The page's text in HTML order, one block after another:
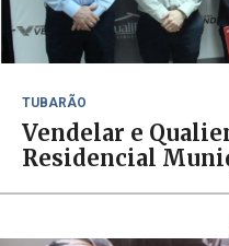
TUBARÃO
Vendelar e
Residencial